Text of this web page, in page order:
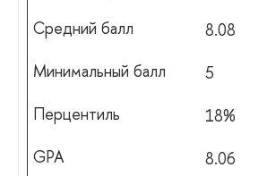
8.08
5
18%
8.06